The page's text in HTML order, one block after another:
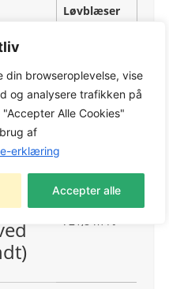
din browseroplevelse, vise
og analysere trafikken på
Alle Cookies"
af
erklæring
Accepter alle
Løvblæser
12,5 N
721,8 m³/t